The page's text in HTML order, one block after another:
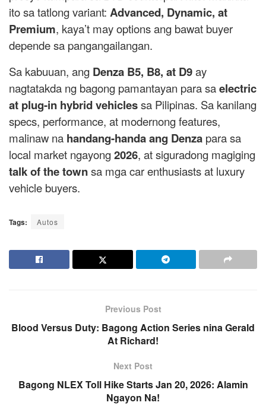
ito sa tatlong variant: Advanced, Dynamic, at
Premium, kaya’t may options ang bawat buyer
depende sa pangangailangan.
Sa kabuuan, ang Denza B5, B8, at D9ay
nagtatakda ng bagong pamantayan para saelectric
at plug-in hybrid vehiclessa Pilipinas. Sa kanilang
specs, performance, at modernong features,
malinaw na handang-handa ang Denza para sa
local market ngayong2026, at siguradong magiging
talk of the townsa mga car enthusiasts at luxury
vehicle buyers.
Tags: Autos
Previous Post
Blood Versus Duty: Bagong Action Series nina Gerald
At Richard!
Next Post
Bagong NLEX Toll Hike Starts Jan 20, 2026: Alamin
Ngayon Na!